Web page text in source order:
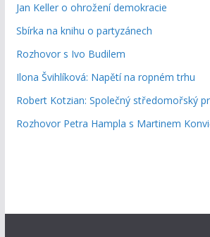
Jan Keller o ohrožení demokracie
Sbírka na knihu o partyzánech
Rozhovor s Ivo Budilem
Ilona Švihlíková: Napětí na ropném trhu
Robert Kotzian: Společný středomořský
Rozhovor Petra Hampla s Martinem